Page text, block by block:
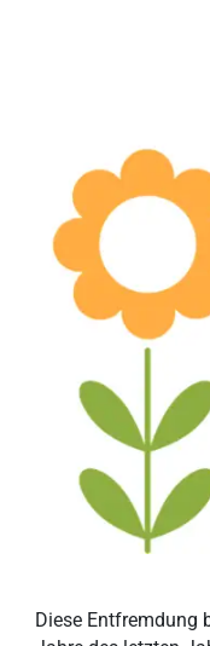
Diese Entfremdung